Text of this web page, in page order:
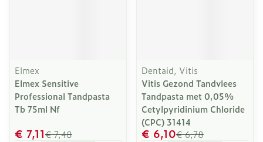
Elmex
Elmex Sensitive
Professional Tandpasta
Tb 75ml Nf
€ 7,48
€ 7,11
Dentaid, Vitis
Vitis Gezond Tandvlees
Tandpasta met 0,05%
Cetylpyridinium Chloride
(CPC) 31414
€ 6,78
€ 6,10